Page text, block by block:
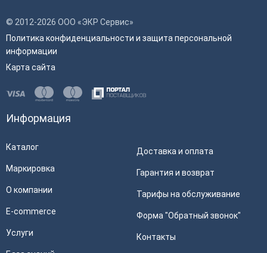
© 2012-2026 ООО «ЭКР Сервис»
Политика конфиденциальности и защита персональной
информации
Карта сайта
Информация
Каталог
Маркировка
О компании
E-commerce
Услуги
Доставка и оплата
Гарантия и возврат
Тарифы на обслуживание
Форма "Обратный звонок"
Контакты